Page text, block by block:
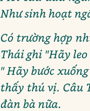
Như sinh hoạt
Có trường hợp
Thái ghi "Hãy
" Hãy bước
thấy thú vị. Câu
đàn bà nữa.